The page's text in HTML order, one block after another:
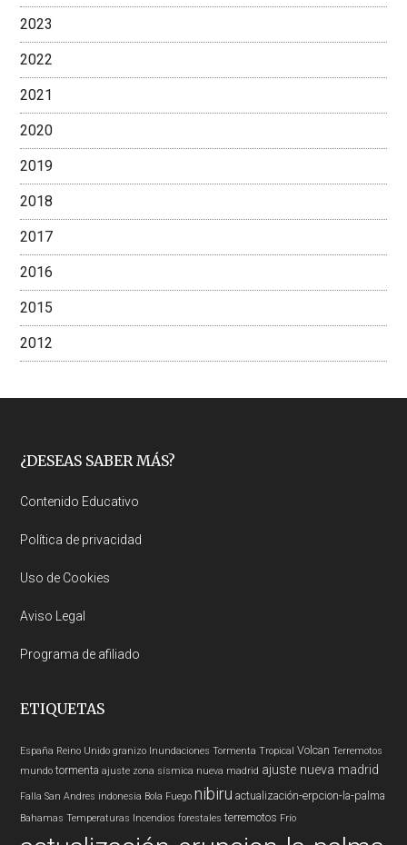
2023
2022
2021
2020
2019
2018
2017
2016
2015
2012
Footer
¿DESEAS SABER MÁS?
Contenido Educativo
Política de privacidad
Uso de Cookies
Aviso Legal
Programa de afiliado
ETIQUETAS
España Reino Unido granizo Inundaciones Tormenta Tropical Volcan Terremotos
mundo tormenta ajuste zona sísmica nueva madrid ajuste nueva madrid
Falla San Andres indonesia Bola Fuego nibiru actualización-erpcion-la-palma
Bahamas Temperaturas Incendios forestales terremotos Frío